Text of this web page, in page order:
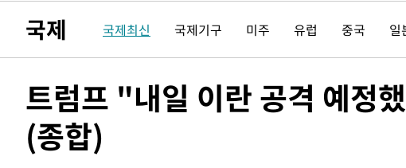
-21354초 전 >
'최고 37도' 폭염 지속…강원동해안 최대 150㎜ 비
-14480초 전 >[속보]뉴욕증시 상승 마감…S&P 0.6% 나스닥 1.3%↑
국제 국제최신 국제기구 미주 유럽 중국 일
트럼프 "내일 이란 공격 예정
(종합)